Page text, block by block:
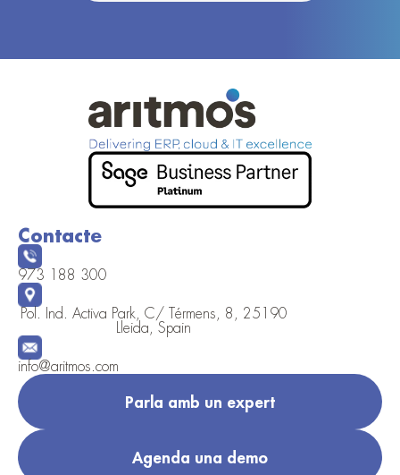
Contacte
973 188 300
Pol. Ind. Activa Park, C/ Térmens, 8, 25190
Lleida, Spain
info@aritmos.com
Parla amb un expert
Agenda una demo